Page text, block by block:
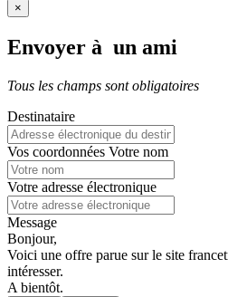
×
Envoyer à un ami
Tous les champs sont obligatoires
Destinataire
Vos coordonnées Votre nom
Votre adresse électronique
Message
Bonjour,
Voici une offre parue sur le site
intéresser.
A bientôt.